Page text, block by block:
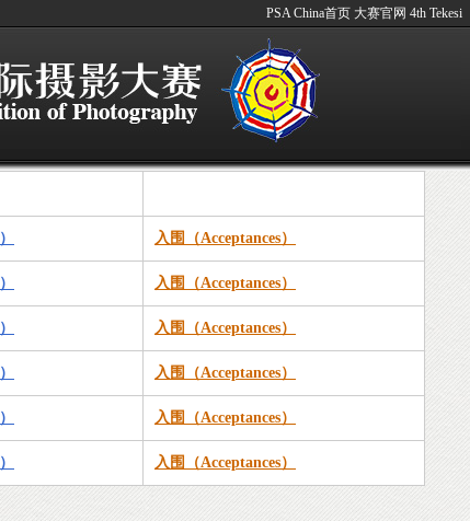
PSA China首页 大赛官网 4th Tekesi
入围（Acceptances）
入围（Acceptances）
入围（Acceptances）
入围（Acceptances）
入围（Acceptances）
入围（Acceptances）